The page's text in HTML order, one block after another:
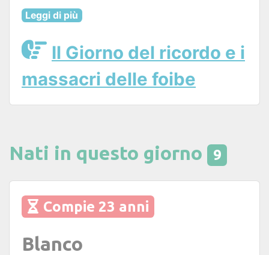
Leggi di più
Il Giorno del ricordo e i
massacri delle foibe
Nati in questo giorno 9
Compie 23 anni
Blanco